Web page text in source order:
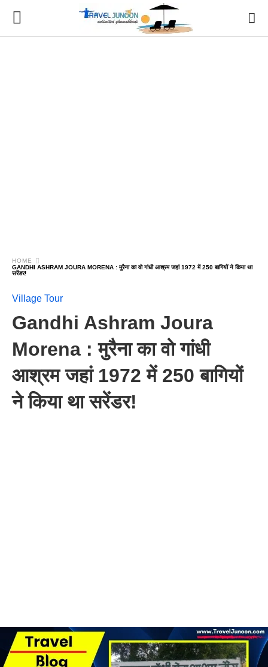
HOME
GANDHI ASHRAM JOURA MORENA : मुरैना का वो गांधी आश्रम जहां 1972 में 250 बागियों ने किया था
सरेंडर!
Village Tour
Gandhi Ashram Joura
Morena : मुरैना का वो गांधी
आश्रम जहां 1972 में 250 बागियों
ने किया था सरेंडर!